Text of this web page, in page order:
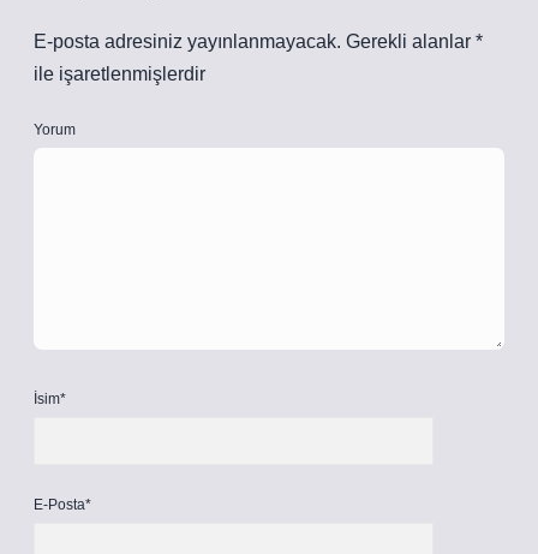
E-posta adresiniz yayınlanmayacak. Gerekli alanlar *
ile işaretlenmişlerdir
Yorum
İsim*
E-Posta*